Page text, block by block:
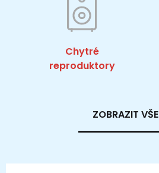
Chytré
reproduktory
ZOBRAZIT VŠE